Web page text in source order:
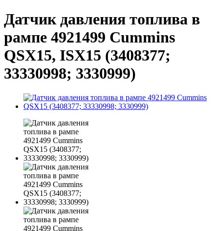
Датчик давления топлива в
рампе 4921499 Cummins
QSX15, ISX15 (3408377;
33330998; 3330999)